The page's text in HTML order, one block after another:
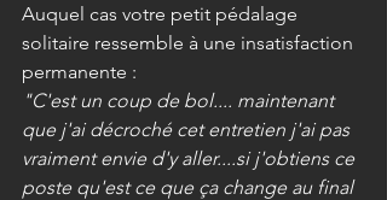
Auquel cas votre petit pédalage
solitaire ressemble à une insatisfaction
permanente :
"C'est un coup de bol.... maintenant
que j'ai décroché cet entretien j'ai pas
vraiment envie d'y aller....si j'obtiens ce
poste qu'est ce que ça change au final